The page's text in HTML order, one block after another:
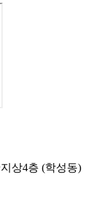
상4층 (학성동)